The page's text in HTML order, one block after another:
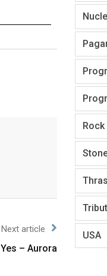
Next article
Yes – Aurora
Rock
USA